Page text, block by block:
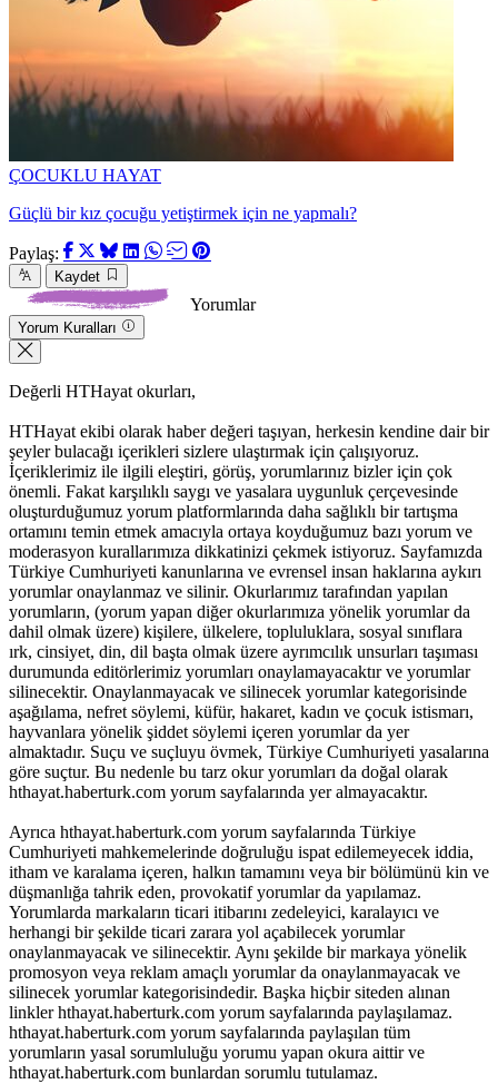
ÇOCUKLU HAYAT
Güçlü bir kız çocuğu yetiştirmek için ne yapmalı?
Paylaş:
Kaydet
Yorumlar
Yorum Kuralları
Değerli HTHayat okurları,
HTHayat ekibi olarak haber değeri taşıyan, herkesin kendine dair bir
şeyler bulacağı içerikleri sizlere ulaştırmak için çalışıyoruz.
İçeriklerimiz ile ilgili eleştiri, görüş, yorumlarınız bizler için çok
önemli. Fakat karşılıklı saygı ve yasalara uygunluk çerçevesinde
oluşturduğumuz yorum platformlarında daha sağlıklı bir tartışma
ortamını temin etmek amacıyla ortaya koyduğumuz bazı yorum ve
moderasyon kurallarımıza dikkatinizi çekmek istiyoruz. Sayfamızda
Türkiye Cumhuriyeti kanunlarına ve evrensel insan haklarına aykırı
yorumlar onaylanmaz ve silinir. Okurlarımız tarafından yapılan
yorumların, (yorum yapan diğer okurlarımıza yönelik yorumlar da
dahil olmak üzere) kişilere, ülkelere, topluluklara, sosyal sınıflara
ırk, cinsiyet, din, dil başta olmak üzere ayrımcılık unsurları taşıması
durumunda editörlerimiz yorumları onaylamayacaktır ve yorumlar
silinecektir. Onaylanmayacak ve silinecek yorumlar kategorisinde
aşağılama, nefret söylemi, küfür, hakaret, kadın ve çocuk istismarı,
hayvanlara yönelik şiddet söylemi içeren yorumlar da yer
almaktadır. Suçu ve suçluyu övmek, Türkiye Cumhuriyeti yasalarına
göre suçtur. Bu nedenle bu tarz okur yorumları da doğal olarak
hthayat.haberturk.com yorum sayfalarında yer almayacaktır.
Ayrıca hthayat.haberturk.com yorum sayfalarında Türkiye
Cumhuriyeti mahkemelerinde doğruluğu ispat edilemeyecek iddia,
itham ve karalama içeren, halkın tamamını veya bir bölümünü kin ve
düşmanlığa tahrik eden, provokatif yorumlar da yapılamaz.
Yorumlarda markaların ticari itibarını zedeleyici, karalayıcı ve
herhangi bir şekilde ticari zarara yol açabilecek yorumlar
onaylanmayacak ve silinecektir. Aynı şekilde bir markaya yönelik
promosyon veya reklam amaçlı yorumlar da onaylanmayacak ve
silinecek yorumlar kategorisindedir. Başka hiçbir siteden alınan
linkler hthayat.haberturk.com yorum sayfalarında paylaşılamaz.
hthayat.haberturk.com yorum sayfalarında paylaşılan tüm
yorumların yasal sorumluluğu yorumu yapan okura aittir ve
hthayat.haberturk.com bunlardan sorumlu tutulamaz.